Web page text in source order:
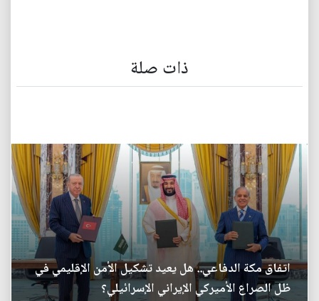
ذات صلة
اتفاق مكة الدفاعي.. هل يعيد تشكيل الأمن الإقليمي في
ظل الصراع الأميركي الإيراني الإسرائيلي؟